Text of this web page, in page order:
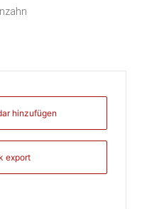
hinzufügen
export